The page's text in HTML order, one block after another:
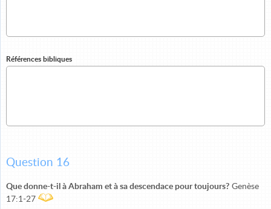
Références bibliques
Question 16
Que donne-t-il à Abraham et à sa descendace pour toujours? Genèse
17:1-27